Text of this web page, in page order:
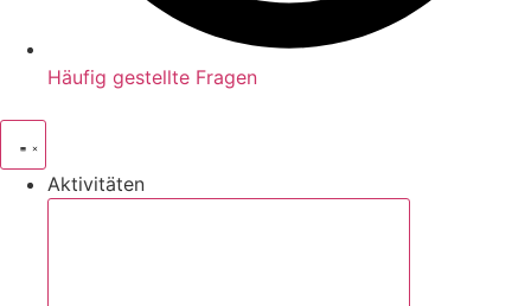
Häufig gestellte Fragen
Aktivitäten